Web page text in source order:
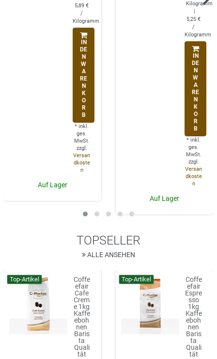
5,89 €
/
Kilogramm
IN
DE
N
W
A
RE
N
K
O
R
B
* inkl.
ges.
MwSt.
zzgl.
Versan
dkoste
n
Auf Lager
Kilogramm
5,25 €
/
Kilogramm
IN
DE
N
W
A
RE
N
K
O
R
B
* inkl.
ges.
MwSt.
zzgl.
Versan
dkoste
n
Auf Lager
TOPSELLER
ALLE ANSEHEN
Top-Artikel
Coffe
efair
Cafe
Crem
e 1kg
Kaffe
eboh
nen
Baris
ta
Quali
tät
Top-Artikel
Coffe
efair
Espre
sso
1kg
Kaffe
eboh
nen
Baris
ta
Quali
tät